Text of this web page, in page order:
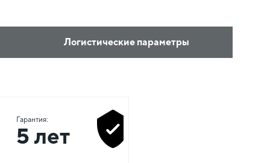
Логистические параметры
Гарантия:
5 лет